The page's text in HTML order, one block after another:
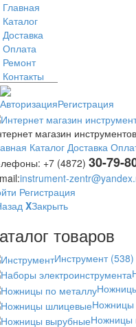
Главная
Каталог
Доставка
Оплата
Ремонт
Контакты
АвторизацияРегистрация
магазин
Каталог Доставка
+7 (4872) 30-79-
instrument-
Регистрация
XЗакрыть
товаров
Инструмент (538)
Ножницы